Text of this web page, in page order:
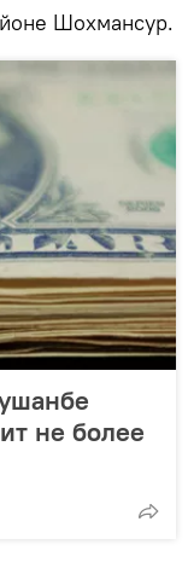
Шохмансур.
не более